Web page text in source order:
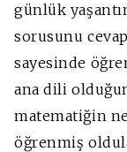
günlük
sorusunu
sayesinde
ana dili
matematiğin ne
öğrenmiş